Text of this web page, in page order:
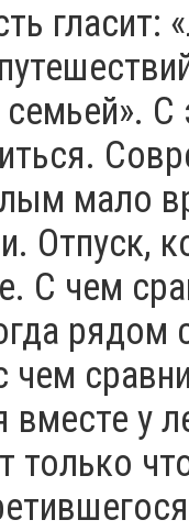
гласит:
мало
Отпуск,
С чем
рядом
вместе у
только